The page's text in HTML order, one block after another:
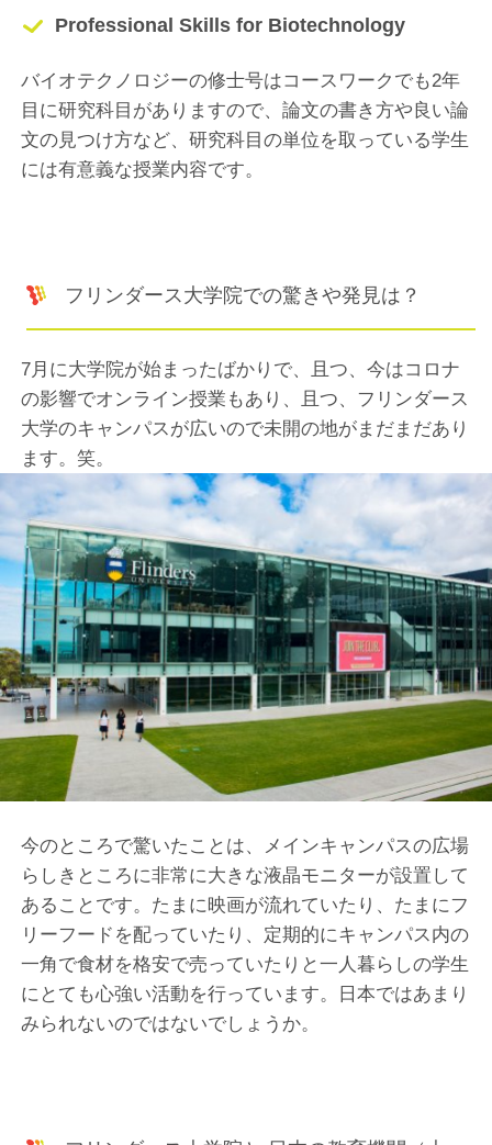
Professional Skills for Biotechnology
バイオテクノロジーの修士号はコースワークでも2年
目に研究科目がありますので、論文の書き方や良い論
文の見つけ方など、研究科目の単位を取っている学生
には有意義な授業内容です。
フリンダース大学院での驚きや発見は？
7月に大学院が始まったばかりで、且つ、今はコロナ
の影響でオンライン授業もあり、且つ、フリンダース
大学のキャンパスが広いので未開の地がまだまだあり
ます。笑。
今のところで驚いたことは、メインキャンパスの広場
らしきところに非常に大きな液晶モニターが設置して
あることです。たまに映画が流れていたり、たまにフ
リーフードを配っていたり、定期的にキャンパス内の
一角で食材を格安で売っていたりと一人暮らしの学生
にとても心強い活動を行っています。日本ではあまり
みられないのではないでしょうか。